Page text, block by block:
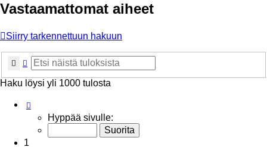
Vastaamattomat aiheet
Siirry tarkennettuun hakuun
Etsi Tarkennettu haku
Haku löysi yli 1000 tulosta
Hyppää sivulle:
1